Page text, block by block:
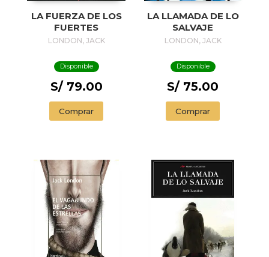
LA FUERZA DE LOS
FUERTES
LONDON, JACK
Disponible
S/ 79.00
Comprar
LA LLAMADA DE LO
SALVAJE
LONDON, JACK
Disponible
S/ 75.00
Comprar